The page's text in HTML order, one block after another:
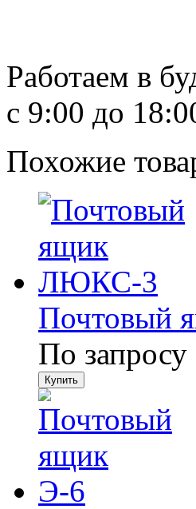
Работаем в
с 9:00 до
Похожие
Почтовый
По запросу